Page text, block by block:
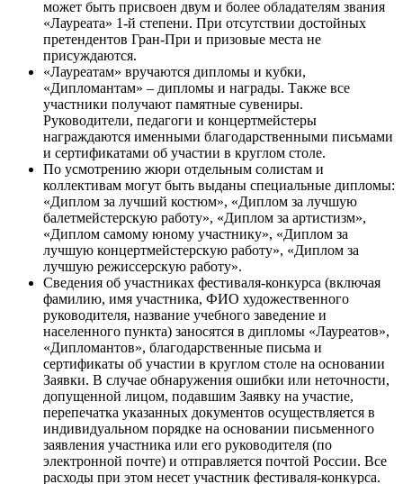
может быть присвоен двум и более обладателям звания
«Лауреата» 1-й степени. При отсутствии достойных
претендентов Гран-При и призовые места не
присуждаются.
«Лауреатам» вручаются дипломы и кубки,
«Дипломантам» – дипломы и награды. Также все
участники получают памятные сувениры.
Руководители, педагоги и концертмейстеры
награждаются именными благодарственными письмами
и сертификатами об участии в круглом столе.
По усмотрению жюри отдельным солистам и
коллективам могут быть выданы специальные дипломы:
«Диплом за лучший костюм», «Диплом за лучшую
балетмейстерскую работу», «Диплом за артистизм»,
«Диплом самому юному участнику», «Диплом за
лучшую концертмейстерскую работу», «Диплом за
лучшую режиссерскую работу».
Сведения об участниках фестиваля-конкурса (включая
фамилию, имя участника, ФИО художественного
руководителя, название учебного заведение и
населенного пункта) заносятся в дипломы «Лауреатов»,
«Дипломантов», благодарственные письма и
сертификаты об участии в круглом столе на основании
Заявки. В случае обнаружения ошибки или неточности,
допущенной лицом, подавшим Заявку на участие,
перепечатка указанных документов осуществляется в
индивидуальном порядке на основании письменного
заявления участника или его руководителя (по
электронной почте) и отправляется почтой России. Все
расходы при этом несет участник фестиваля-конкурса.